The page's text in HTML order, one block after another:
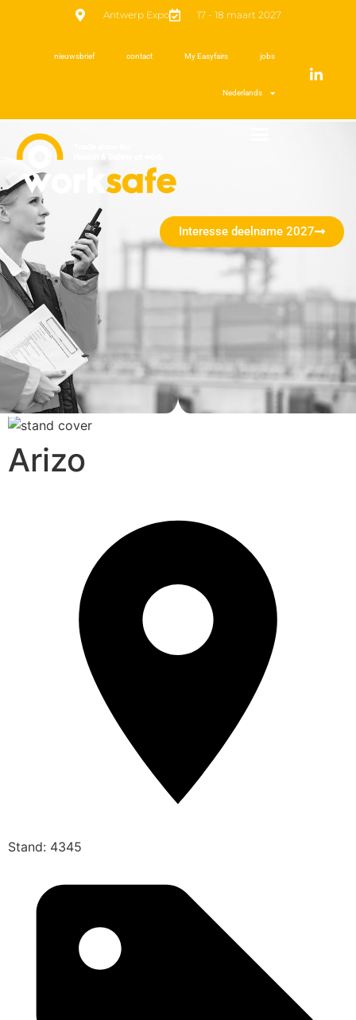
Antwerp Expo 17 - 18 maart 2027
nieuwsbrief contact My Easyfairs jobs
Nederlands
Interesse deelname 2027
Arizo
Stand: 4345